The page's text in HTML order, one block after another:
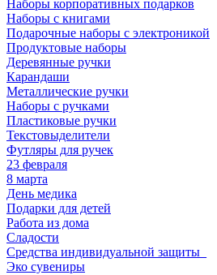
Наборы корпоративных подарков
Наборы с книгами
Подарочные наборы с электроникой
Продуктовые наборы
Деревянные ручки
Карандаши
Металлические ручки
Наборы с ручками
Пластиковые ручки
Текстовыделители
Футляры для ручек
23 февраля
8 марта
День медика
Подарки для детей
Работа из дома
Сладости
Средства индивидуальной защиты_
Эко сувениры